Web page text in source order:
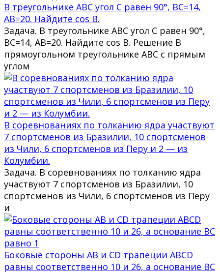
В треугольнике ABC угол C равен 90°, BC=14,
AB=20. Найдите cos B.
Задача. В треугольнике ABC угол C равен 90°,
BC=14, AB=20. Найдите cos B. Решение В
прямоугольном треугольнике ABC с прямым
углом
В соревнованиях по толканию ядра участвуют
7 спортсменов из Бразилии, 10 спортсменов
из Чили, 6 спортсменов из Перу и 2 — из
Колумбии.
Задача. В соревнованиях по толканию ядра
участвуют 7 спортсменов из Бразилии, 10
спортсменов из Чили, 6 спортсменов из Перу
и
Боковые стороны AB и CD трапеции ABCD
равны соответственно 10 и 26, а основание BC